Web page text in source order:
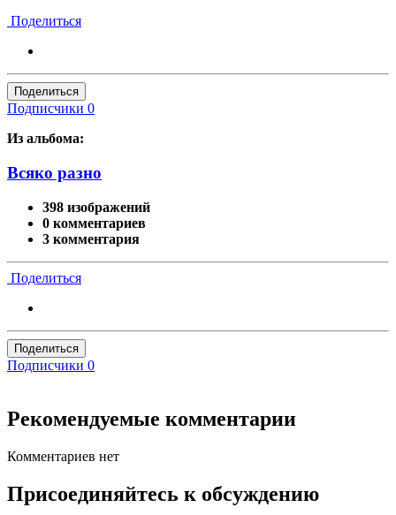
Поделиться
Поделиться
Подписчики 0
Из альбома:
Всяко разно
398 изображений
0 комментариев
3 комментария
Поделиться
Поделиться
Подписчики 0
Рекомендуемые комментарии
Комментариев нет
Присоединяйтесь к обсуждению